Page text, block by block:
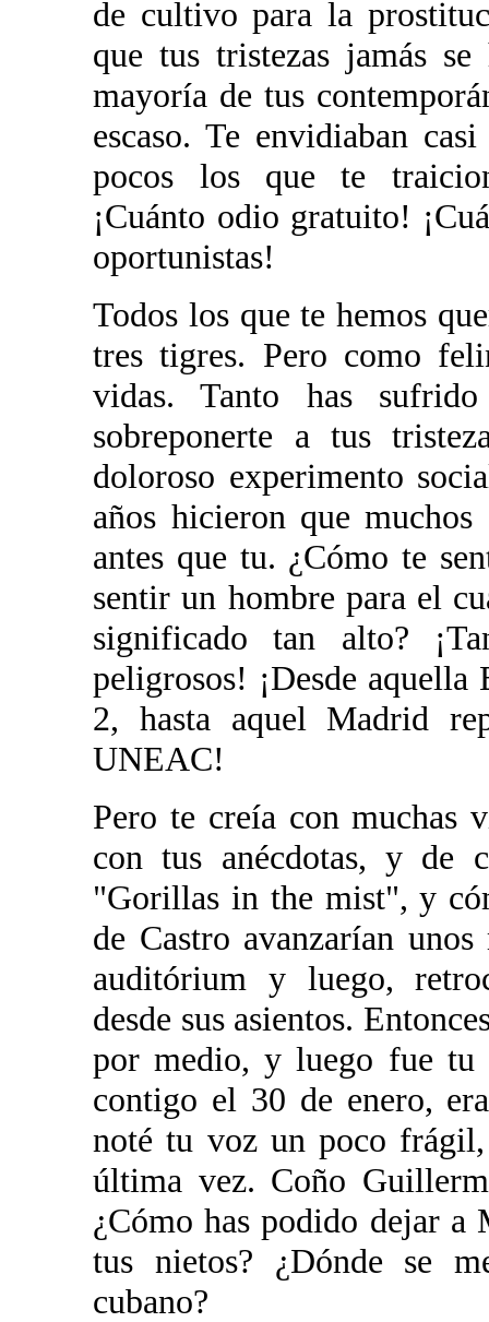
de cultivo para la
que tus tristezas jamás
mayoría de tus
escaso. Te envidiaban
pocos los que te
¡Cuánto odio gratuito!
oportunistas!
Todos los que te hemos
tres tigres. Pero como
vidas. Tanto has
sobreponerte a tus
doloroso experimento
años hicieron que
antes que tu. ¿Cómo te
sentir un hombre para el
significado tan alto?
peligrosos! ¡Desde
2, hasta aquel Madrid
UNEAC!
Pero te creía con muchas
con tus anécdotas, y de
"Gorillas in the mist", y
de Castro avanzarían
auditórium y luego,
desde sus asientos.
por medio, y luego fue tu
contigo el 30 de enero,
noté tu voz un poco
última vez. Coño
¿Cómo has podido dejar
tus nietos? ¿Dónde se
cubano?